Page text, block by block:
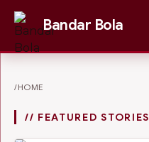
Bandar Bola
/HOME
// FEATURED STORIES